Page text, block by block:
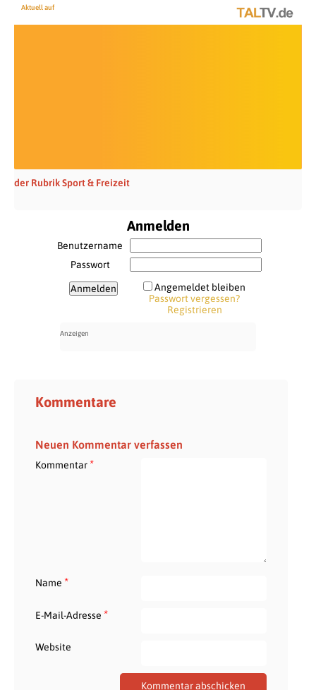
Aktuell auf
der Rubrik Sport & Freizeit
Anmelden
Benutzername
Passwort
Angemeldet bleiben
Passwort vergessen?
Registrieren
Kommentare
Neuen Kommentar verfassen
Kommentar*
Name *
E-Mail-Adresse *
Website